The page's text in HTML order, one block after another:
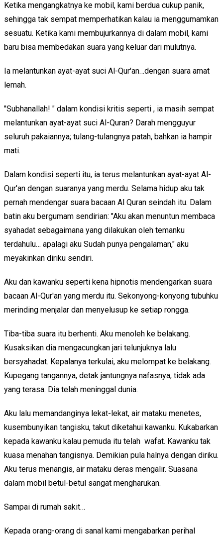
Ketika mengangkatnya ke mobil, kami berdua cukup panik,
sehingga tak sempat memperhatikan kalau ia menggumamkan
sesuatu. Ketika kami membujurkannya di dalam mobil, kami
baru bisa membedakan suara yang keluar dari mulutnya.
Ia melantunkan ayat-ayat suci Al-Qur'an…dengan suara amat
lemah.
"Subhanallah! " dalam kondisi kritis seperti , ia masih sempat
melantunkan ayat-ayat suci Al-Quran? Darah mengguyur
seluruh pakaiannya; tulang-tulangnya patah, bahkan ia hampir
mati.
Dalam kondisi seperti itu, ia terus melantunkan ayat-ayat Al-
Qur'an dengan suaranya yang merdu. Selama hidup aku tak
pernah mendengar suara bacaan Al Quran seindah itu. Dalam
batin aku bergumam sendirian: "Aku akan menuntun membaca
syahadat sebagaimana yang dilakukan oleh temanku
terdahulu… apalagi aku Sudah punya pengalaman," aku
meyakinkan diriku sendiri.
Aku dan kawanku seperti kena hipnotis mendengarkan suara
bacaan Al-Qur'an yang merdu itu. Sekonyong-konyong tubuhku
merinding menjalar dan menyelusup ke setiap rongga.
Tiba-tiba suara itu berhenti. Aku menoleh ke belakang.
Kusaksikan dia mengacungkan jari telunjuknya lalu
bersyahadat. Kepalanya terkulai, aku melompat ke belakang.
Kupegang tangannya, detak jantungnya nafasnya, tidak ada
yang terasa. Dia telah meninggal dunia.
Aku lalu memandanginya lekat-lekat, air mataku menetes,
kusembunyikan tangisku, takut diketahui kawanku. Kukabarkan
kepada kawanku kalau pemuda itu telah wafat. Kawanku tak
kuasa menahan tangisnya. Demikian pula halnya dengan diriku.
Aku terus menangis, air mataku deras mengalir. Suasana
dalam mobil betul-betul sangat mengharukan.
Sampai di rumah sakit…
Kepada orang-orang di sanal kami mengabarkan perihal